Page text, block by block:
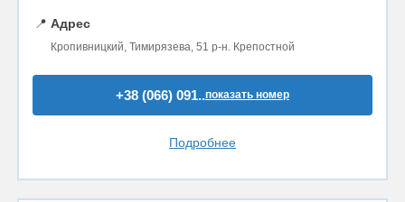
📍 Адрес
Кропивницкий, Тимирязева, 51 р-н. Крепостной
+38 (066) 091..показать номер
Подробнее